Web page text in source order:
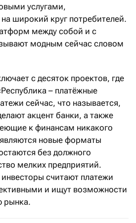
услугами,
широкий круг потребителей.
между собой и с
модным сейчас словом
с десяток проектов, где
– платёжные
сейчас, что называется,
акцент банки, а также
к финансам никакого
новые форматы
без должного
мелких предприятий.
считают платежи
и ищут возможности
рынка.